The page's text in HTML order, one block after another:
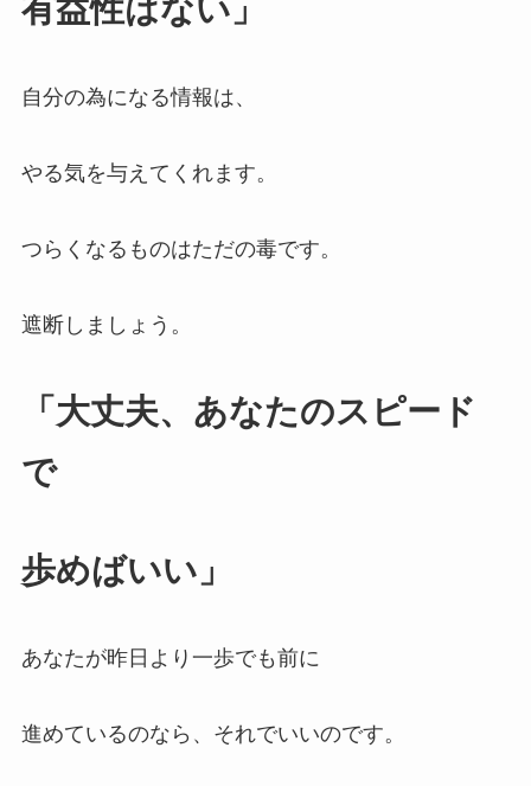
有益性はない」
自分の為になる情報は、
やる気を与えてくれます。
つらくなるものはただの毒です。
遮断しましょう。
「大丈夫、あなたのスピード
で
歩めばいい」
あなたが昨日より一歩でも前に
進めているのなら、それでいいのです。